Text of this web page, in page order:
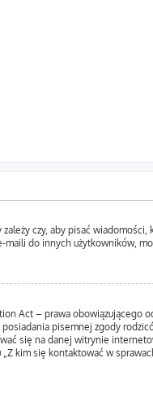
czy, aby pisać
maili do innych użytkowników,
Act – prawa obowiązującego
pisemnej zgody
się na danej witrynie
kim się kontaktować w